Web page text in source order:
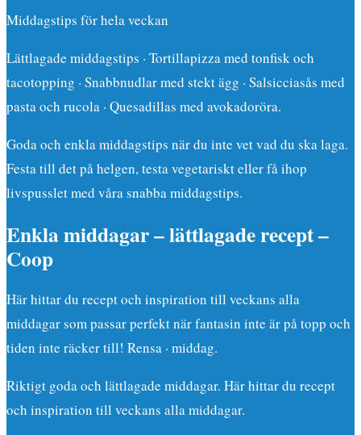
Middagstips för hela veckan
Lättlagade middagstips · Tortillapizza med tonfisk och
tacotopping · Snabbnudlar med stekt ägg · Salsicciasås med
pasta och rucola · Quesadillas med avokadoröra.
Goda och enkla middagstips när du inte vet vad du ska laga.
Festa till det på helgen, testa vegetariskt eller få ihop
livspusslet med våra snabba middagstips.
Enkla middagar – lättlagade recept –
Coop
Här hittar du recept och inspiration till veckans alla
middagar som passar perfekt när fantasin inte är på topp och
tiden inte räcker till! Rensa · middag.
Riktigt goda och lättlagade middagar. Här hittar du recept
och inspiration till veckans alla middagar.